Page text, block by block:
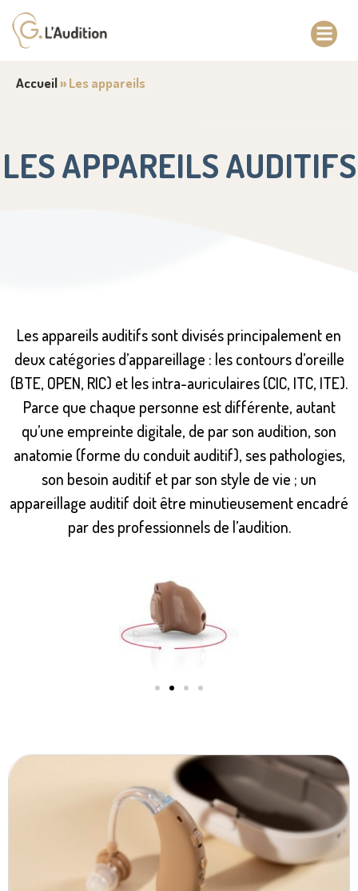
Accueil»Les appareils
LES APPAREILS AUDITIFS
Les appareils auditifs sont divisés principalement en
deux catégories d’appareillage : les contours d’oreille
(BTE, OPEN, RIC) et les intra-auriculaires (CIC, ITC, ITE).
Parce que chaque personne est différente, autant
qu’une empreinte digitale, de par son audition, son
anatomie (forme du conduit auditif), ses pathologies,
son besoin auditif et par son style de vie ; un
appareillage auditif doit être minutieusement encadré
par des professionnels de l’audition.